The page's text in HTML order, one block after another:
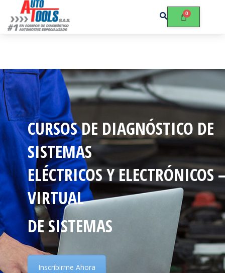
CURSOS DE DIAGNÓSTICO DE
SISTEMAS
ELÉCTRICOS Y ELECTRÓNICOS
VIRTUAL
DE SISTEMAS
Inscribirme Ahora